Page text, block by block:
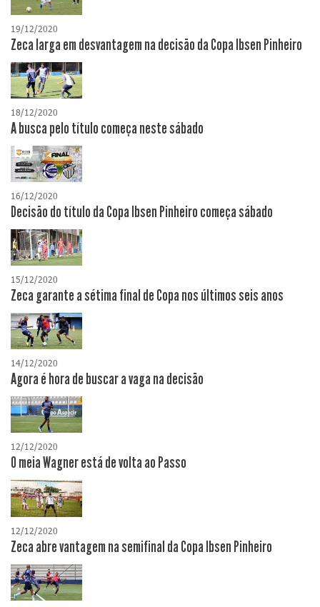
19/12/2020
Zeca larga em desvantagem na decisão da Copa Ibsen Pinheiro
18/12/2020
A busca pelo título começa neste sábado
16/12/2020
Decisão do título da Copa Ibsen Pinheiro começa sábado
15/12/2020
Zeca garante a sétima final de Copa nos últimos seis anos
14/12/2020
Agora é hora de buscar a vaga na decisão
12/12/2020
O meia Wagner está de volta ao Passo
12/12/2020
Zeca abre vantagem na semifinal da Copa Ibsen Pinheiro